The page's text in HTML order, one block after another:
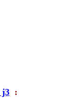
بهترین کاور روی موتور جک j3 :